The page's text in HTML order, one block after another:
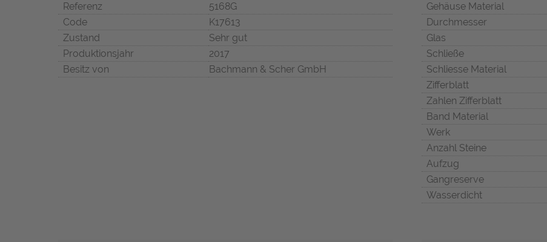
Referenz
5168G
Code
K17613
Zustand
Sehr gut
Produktionsjahr
2017
Besitz von
Bachmann & Scher GmbH
Gehäuse Material
Durchmesser
Glas
Schließe
Schliesse Material
Zifferblatt
Zahlen Zifferblatt
Band Material
Werk
Anzahl Steine
Aufzug
Gangreserve
Wasserdicht